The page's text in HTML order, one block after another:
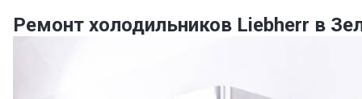
Ремонт холодильников Liebherr в